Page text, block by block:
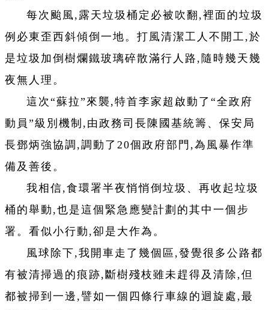
每次颱風,露天垃圾桶定必被吹翻,裡面的垃圾
例必東歪西斜傾倒一地。打風清潔工人不開工,於
是垃圾加倒樹爛鐵玻璃碎散滿行人路,隨時幾天幾
夜無人理。
這次“蘇拉”來襲,特首李家超啟動了“全政府
動員”級別機制,由政務司長陳國基統籌、保安局
長鄧炳強協調,調動了20個政府部門,為風暴作準
備及善後。
我相信,食環署半夜悄悄倒垃圾、再收起垃圾
桶的舉動,也是這個緊急應變計劃的其中一個步
署。看似小行動,卻是大作為。
風球除下,我開車走了幾個區,發覺很多公路都
有被清掃過的痕跡,斷樹殘枝雖未趕得及清除,但
都被掃到一邊,譬如一個四條行車線的迴旋處,最